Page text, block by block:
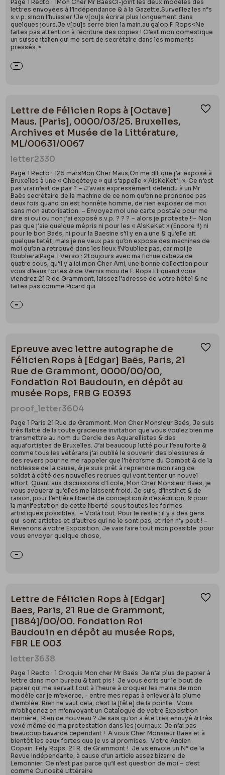
Page 1 Recto : 1Mon Cher Mr BaësCi-joint les deux modèles des
lettres envoyées à l’Indépendance & à la Gazette.Surveillez les n°s
s.v.p. sinon l’huissier !Je v[ou]s écrirai plus longuement dans
quelques jours.Je v[ou]s serre bien la main.au galop.F. Rops<Ne
faites pas attention à l’écriture des copies ! C’est mon domestique
un suisse italien qui me sert de secrétaire dans les moments
pressés.>
Lettre de Félicien Rops à [Octave]
Maus. [Paris], 0000/03/25. Bruxelles,
Archives et Musée de la Littérature,
ML/00631/0067
letter2330
Page 1 Recto : 125 marsMon Cher Maus,On me dit que j’ai exposé à
Bruxelles à une « Choçéteye » qui s’appelle « AlsKeKet’ ! ». Ce n’est
pas vrai n’est ce pas ? – J’avais expressément défendu à un Mr
Baës secrétaire de la machine de ce nom qu’on ne prononce pas
deux fois quand on est honnête homme, de rien exposer de moi
sans mon autorisation. – Envoyez moi une carte postale pour me
dire si oui ou non j’ai exposé s.v.p. ? ? ? – alors je proteste !!– Non
pas que j’aie quelque mépris ni pour les « AlsKeKet » (Encore !!) ni
pour le bon Baës, ni pour la Baesine s’il y en a une & qu’elle ait
quelque tetêt, mais je ne veux pas qu’on expose des machines de
moi qu’on a retrouvé dans les lieux !N’oubliez pas, car moi je
l’oublieraiPage 1 Verso : 2toujours avec ma fichue cabeza de
quatre sous, qu’il y a ici mon Cher Ami, une bonne collection pour
vous d’eaux fortes & de Vernis mou de F. Rops.Et quand vous
viendrez 21 R de Grammont, laissez l’adresse de votre hôtel & ne
faites pas comme Picard qui
Epreuve avec lettre autographe de
Félicien Rops à [Edgar] Baës, Paris, 21
Rue de Grammont, 0000/00/00,
Fondation Roi Baudouin, en dépôt au
musée Rops, FRB G E0393
proof_letter3604
Page 1 Paris 21 Rue de Grammont. Mon Cher Monsieur Baës, Je suis
très flatté de la toute gracieuse invitation que vous voulez bien me
transmettre au nom du Cercle des Aquarellistes & des
aquafortistes de Bruxelles. J’ai beaucoup lutté pour l’eau forte &
comme tous les vétérans j’ai oublié le souvenir des blessures &
des revers pour ne me rappeler que l’héroïsme du Combat & de la
noblesse de la cause, & je suis prêt à reprendre mon rang de
soldat à côté des nouvelles recrues qui vont tenter un nouvel
effort. Quant aux discussions d’Ecole, Mon Cher Monsieur Baës, je
vous avouerai qu’elles me laissent froid. Je suis, d’instinct & de
raison, pour l’entière liberté de conception & d’exécution, & pour
la manifestation de cette liberté sous toutes les formes
artistiques possibles. – Voilà tout. Pour le reste : il y a des gens
qui sont artistes et d’autres qui ne le sont pas, et rien n’y peut ! –
Revenons à votre Exposition. Je vais faire tout mon possible pour
vous envoyer quelque chose,
Lettre de Félicien Rops à [Edgar]
Baes, Paris, 21 Rue de Grammont,
[1884]/00/00. Fondation Roi
Baudouin en dépôt au musée Rops,
FBR LE 003
letter3638
Page 1 Recto : 1 Croquis Mon cher Mr Baës Je n’ai plus de papier à
lettre dans mon bureau & tant pis ! Je vous écris sur le bout de
papier qui me servait tout à l’heure à croquer les mains de mon
modèle car je m’exerce, - entre mes repas à enlever à la plume
d’emblée. Rien ne vaut cela, c’est la [fête] de la pointe. Vous
m’obligeriez en m’envoyant un Catalogue de votre Exposition
dernière. Rien de nouveau ? Je sais qu’on a été très ennuyé & très
vexé même de ma protestation dans les journaux. Je n’ai pas
beaucoup bavardé cependant ! A vous Cher Monsieur Baes et à
bientôt les eaux fortes que je vs ai promises. Votre Ancien
Copain Fély Rops 21 R. de Grammont ! Je vs envoie un N° de la
Revue Indépendante, à cause d’un article assez bizarre de
Lemonnier. Ce n’est pas parce qu’il est question de moi – c’est
comme Curiosité Littéraire